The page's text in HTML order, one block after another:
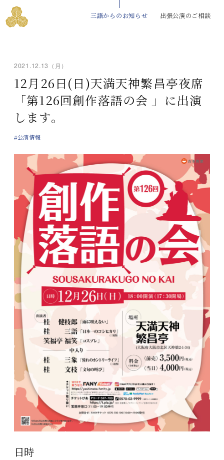
三語からのお知らせ 出張公演のご相談
2021.12.13（月）
12月26日(日)天満天神繁昌亭夜席
「第126回創作落語の会 」に出演
します。
#公演情報
日時